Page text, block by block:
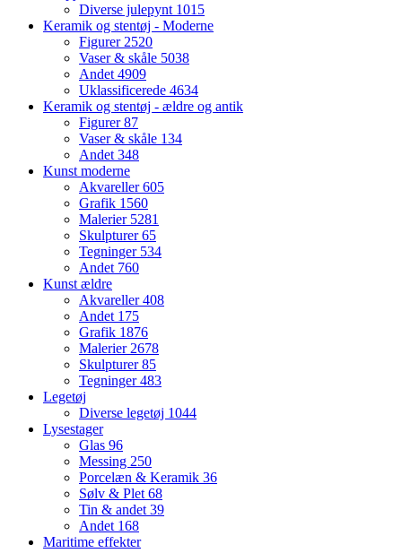
Diverse julepynt 1015
Keramik og stentøj - Moderne
Figurer 2520
Vaser & skåle 5038
Andet 4909
Uklassificerede 4634
Keramik og stentøj - ældre og antik
Figurer87
Vaser & skåle 134
Andet 348
Kunst moderne
Akvareller605
Grafik 1560
Malerier 5281
Skulpturer65
Tegninger 534
Andet 760
Kunst ældre
Akvareller408
Andet 175
Grafik 1876
Malerier 2678
Skulpturer85
Tegninger483
Legetøj
Diverse legetøj 1044
Lysestager
Glas 96
Messing 250
Porcelæn & Keramik 36
Sølv & Plet 68
Tin & andet 39
Andet 168
Maritime effekter